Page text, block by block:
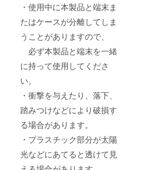
・使用中に本製品と端末ま
たはケースが分離してしま
うことがありますので、
必ず本製品と端末を一緒
に持って使用してくださ
い。
・衝撃を与えたり、落下、
踏みつけなどにより破損す
る場合があります。
・プラスチック部分が太陽
光などにあてると透けて見